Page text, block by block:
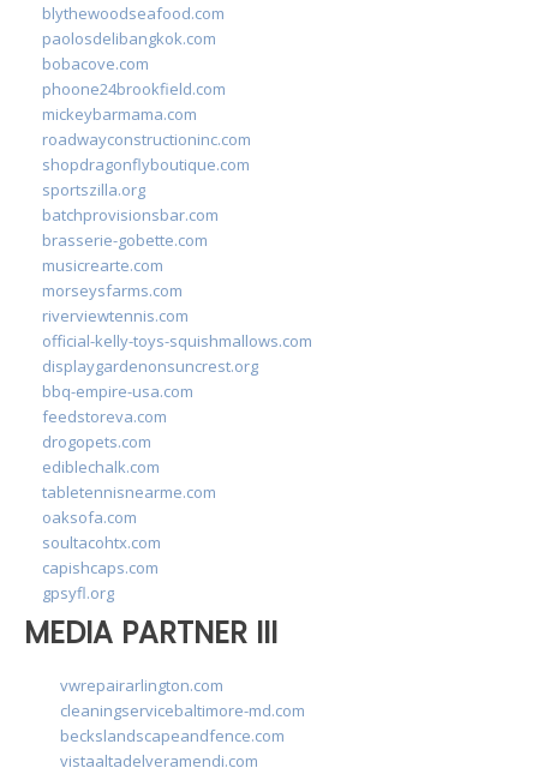
blythewoodseafood.com
paolosdelibangkok.com
bobacove.com
phoone24brookfield.com
mickeybarmama.com
roadwayconstructioninc.com
shopdragonflyboutique.com
sportszilla.org
batchprovisionsbar.com
brasserie-gobette.com
musicrearte.com
morseysfarms.com
riverviewtennis.com
official-kelly-toys-squishmallows.com
displaygardenonsuncrest.org
bbq-empire-usa.com
feedstoreva.com
drogopets.com
ediblechalk.com
tabletennisnearme.com
oaksofa.com
soultacohtx.com
capishcaps.com
gpsyfl.org
MEDIA PARTNER III
vwrepairarlington.com
cleaningservicebaltimore-md.com
beckslandscapeandfence.com
vistaaltadelveramendi.com